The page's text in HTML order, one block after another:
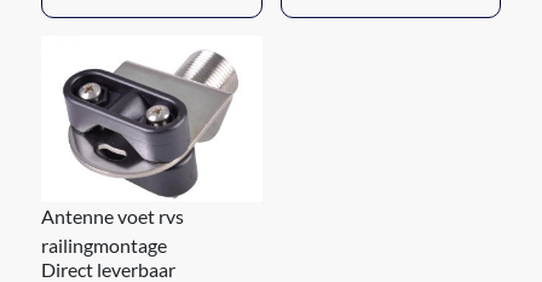
Antenne voet rvs
railingmontage
Direct leverbaar